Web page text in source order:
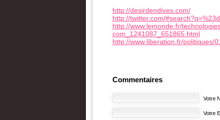
http://desirdendives.com/
http://twitter.com/
http://www.lemonde.fr/
com_1241087_651865.html
http://www.liberation.fr/politiques/
Commentaires
Votre
Votre